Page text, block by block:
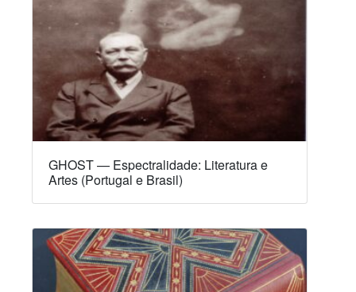
GHOST — Espectralidade: Literatura e
Artes (Portugal e Brasil)